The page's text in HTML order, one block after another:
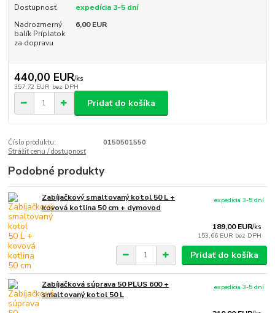
Dostupnosť
expedícia 3-5 dní
Nadrozmerný
balík Príplatok
za dopravu
6,00 EUR
440,00 EUR/ks
357,72 EUR bez DPH
Pridať do košíka
Číslo produktu:
0150501550
Strážiť cenu / dostupnosť
Podobné produkty
Zabíjačkový smaltovaný kotol 50 L +
kovová kotlina 50 cm + dymovod
189,00 EUR/ks
153,66 EUR bez DPH
expedícia 3-5 dní
Pridať do košíka
Zabíjačková súprava 50 PLUS 600 +
smaltovaný kotol 50 L
expedícia 3-5 dní